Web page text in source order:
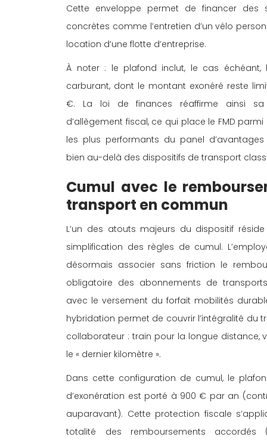
Cette enveloppe permet de financer des
concrètes comme l’entretien d’un vélo
location d’une flotte d’entreprise.
À noter : le plafond inclut, le cas
carburant, dont le montant exonéré reste
€. La loi de finances réaffirme ainsi
d’allègement fiscal, ce qui place le FMD
les plus performants du panel
bien au-delà des dispositifs de transport
Cumul avec le
transport en commun
L’un des atouts majeurs du dispositif
simplification des règles de cumul.
désormais associer sans friction le
obligatoire des abonnements de
avec le versement du forfait mobilités
hybridation permet de couvrir l’intégralité du
collaborateur : train pour la longue distance,
le « dernier kilomètre ».
Dans cette configuration de cumul, le
d’exonération est porté à 900 € par an
auparavant). Cette protection fiscale
totalité des remboursements accordés